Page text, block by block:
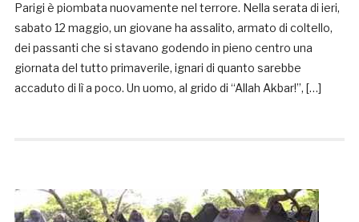
Parigi è piombata nuovamente nel terrore. Nella serata di ieri,
sabato 12 maggio, un giovane ha assalito, armato di coltello,
dei passanti che si stavano godendo in pieno centro una
giornata del tutto primaverile, ignari di quanto sarebbe
accaduto di lì a poco. Un uomo, al grido di “Allah Akbar!”, […]